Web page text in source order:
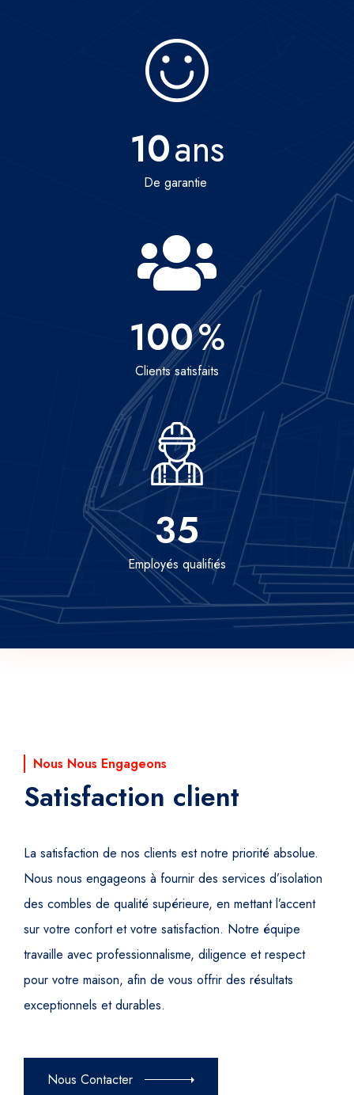
10ans
De garantie
100%
Clients satisfaits
35
Employés qualifiés
Nous Nous Engageons
Satisfaction client
La satisfaction de nos clients est notre priorité absolue.
Nous nous engageons à fournir des services d’isolation
des combles de qualité supérieure, en mettant l’accent
sur votre confort et votre satisfaction. Notre équipe
travaille avec professionnalisme, diligence et respect
pour votre maison, afin de vous offrir des résultats
exceptionnels et durables.
Nous Contacter